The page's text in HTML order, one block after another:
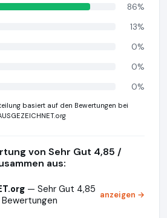
86%
13%
0%
0%
0%
basiert auf den Bewertungen bei
von Sehr Gut 4,85 /
aus:
— Sehr Gut 4,85 anzeigen →